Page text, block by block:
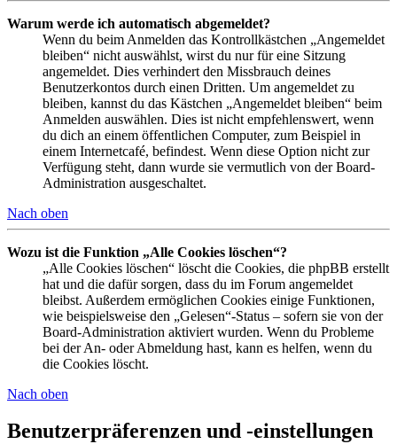
Warum werde ich automatisch abgemeldet?
Wenn du beim Anmelden das Kontrollkästchen „Angemeldet
bleiben“ nicht auswählst, wirst du nur für eine Sitzung
angemeldet. Dies verhindert den Missbrauch deines
Benutzerkontos durch einen Dritten. Um angemeldet zu
bleiben, kannst du das Kästchen „Angemeldet bleiben“ beim
Anmelden auswählen. Dies ist nicht empfehlenswert, wenn
du dich an einem öffentlichen Computer, zum Beispiel in
einem Internetcafé, befindest. Wenn diese Option nicht zur
Verfügung steht, dann wurde sie vermutlich von der Board-
Administration ausgeschaltet.
Nach oben
Wozu ist die Funktion „Alle Cookies löschen“?
„Alle Cookies löschen“ löscht die Cookies, die phpBB erstellt
hat und die dafür sorgen, dass du im Forum angemeldet
bleibst. Außerdem ermöglichen Cookies einige Funktionen,
wie beispielsweise den „Gelesen“-Status – sofern sie von der
Board-Administration aktiviert wurden. Wenn du Probleme
bei der An- oder Abmeldung hast, kann es helfen, wenn du
die Cookies löscht.
Nach oben
Benutzerpräferenzen und -einstellungen